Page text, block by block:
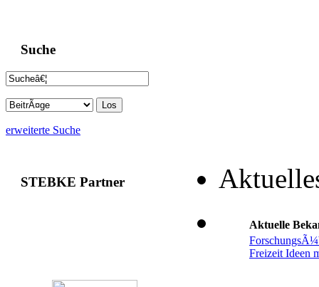
Suche
erweiterte Suche
STEBKE Partner
Aktuelle
Freizeit Ideen